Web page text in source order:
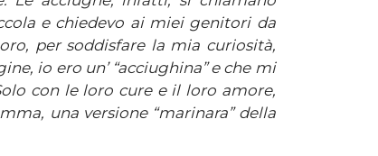
e chiedevo ai miei genitori da
per soddisfare la mia curiosità,
io ero un’ “acciughina” e che mi
con le loro cure e il loro amore,
una versione “marinara” della